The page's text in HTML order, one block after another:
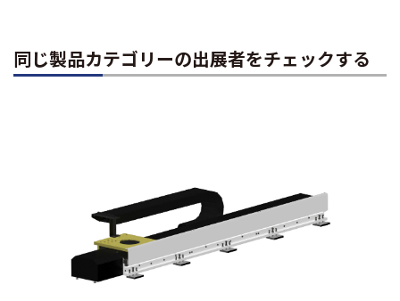
同じ製品カテゴリーの出展者をチェックする